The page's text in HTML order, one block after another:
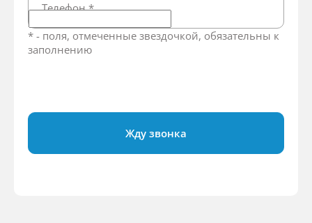
Телефон*
* - поля, отмеченные звездочкой, обязательны к
заполнению
Жду звонка